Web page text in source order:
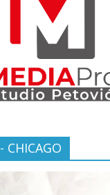
CHICAGO